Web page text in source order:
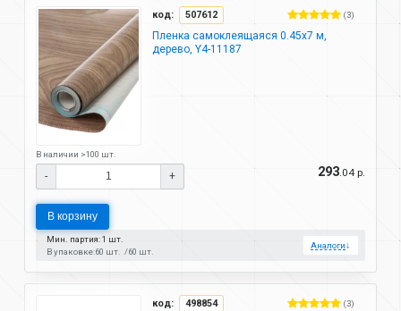
код: 507612 (3)
Пленка самоклеящаяся 0.45х7 м,
дерево, Y4-11187
В наличии >100 шт.
- + 293.04 р.
В корзину
Мин. партия: 1 шт.
В упаковке:60 шт. 60 шт.
Аналоги↓
код: 498854 (3)